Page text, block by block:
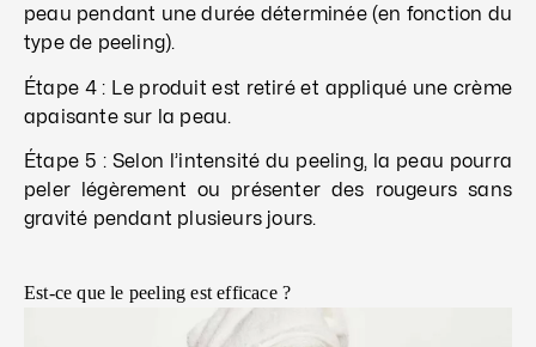
peau pendant une durée déterminée (en fonction du
type de peeling).
Étape 4 : Le produit est retiré et appliqué une crème
apaisante sur la peau.
Étape 5 : Selon l’intensité du peeling, la peau pourra
peler légèrement ou présenter des rougeurs sans
gravité pendant plusieurs jours.
Est-ce que le peeling est efficace ?